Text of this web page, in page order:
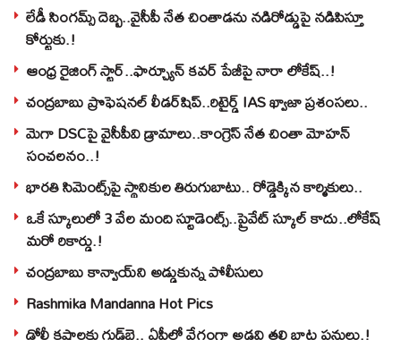
లేడీ సింగమ్స్ దెబ్బ..వైసీపీ నేత చింతాడను నడిరోడ్డుపై నడిపిస్తూ
కోర్టుకు.!
ఆంధ్ర రైజింగ్ స్టార్..ఫార్చ్యూన్ కవర్ పేజీపై నారా లోకేష్..!
చంద్రబాబు ప్రొఫెషనల్ లీడర్‌షిప్..రిటైర్డ్ IAS ఖ్వాజా ప్రశంసలు..
మెగా DSCపై వైసీపీవి డ్రామాలు..కాంగ్రెస్ నేత చింతా మోహన్
సంచలనం..!
భారతి సిమెంట్స్‌పై స్థానికుల తిరుగుబాటు.. రోడ్డెక్కిన కార్మికులు..
ఒకే స్కూలులో 3 వేల మంది స్టూడెంట్స్‌..ప్రైవేట్‌ స్కూల్‌ కాదు..లోకేష్
మరో రికార్డు.!
చంద్రబాబు కాన్వాయ్‌ని అడ్డుకున్న పోలీసులు
Rashmika Mandanna Hot Pics
డోలీ కష్టాలకు గుడ్‌బై.. ఏపీలో వేగంగా అడవి తల్లి బాట పనులు.!